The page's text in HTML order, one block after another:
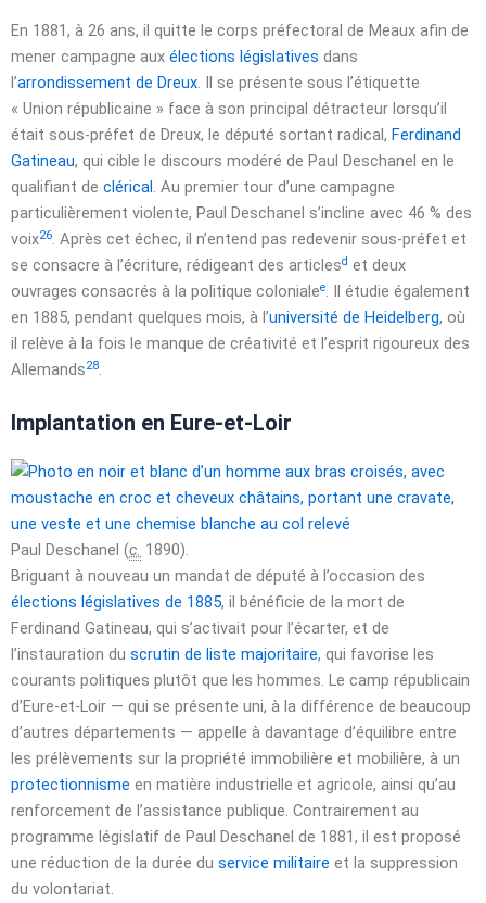
En 1881, à 26 ans, il quitte le corps préfectoral de Meaux afin de
mener campagne aux élections législatives dans
l’arrondissement de Dreux. Il se présente sous l’étiquette
« Union républicaine » face à son principal détracteur lorsqu’il
était sous-préfet de Dreux, le député sortant radical, Ferdinand
Gatineau, qui cible le discours modéré de Paul Deschanel en le
qualifiant de clérical . Au premier tour d’une campagne
particulièrement violente, Paul Deschanel s’incline avec 46 % des
voix26. Après cet échec, il n’entend pas redevenir sous-préfet et
se consacre à l’écriture, rédigeant des articlesd et deux
ouvrages consacrés à la politique colonialee. Il étudie également
en 1885, pendant quelques mois, à l’université de Heidelberg, où
il relève à la fois le manque de créativité et l’esprit rigoureux des
Allemands28.
Implantation en Eure-et-Loir
Paul Deschanel (c. 1890).
Briguant à nouveau un mandat de député à l’occasion des
élections législatives de 1885, il bénéficie de la mort de
Ferdinand Gatineau, qui s’activait pour l’écarter, et de
l’instauration du scrutin de liste majoritaire, qui favorise les
courants politiques plutôt que les hommes. Le camp républicain
d’Eure-et-Loir — qui se présente uni, à la différence de beaucoup
d’autres départements — appelle à davantage d’équilibre entre
les prélèvements sur la propriété immobilière et mobilière, à un
protectionnisme en matière industrielle et agricole, ainsi qu’au
renforcement de l’assistance publique. Contrairement au
programme législatif de Paul Deschanel de 1881, il est proposé
une réduction de la durée du service militaire et la suppression
du volontariat.